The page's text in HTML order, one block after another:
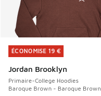
ÉCONOMISE 19 €
Jordan Brooklyn
Primaire-College Hoodies
Baroque Brown - Baroque Brown
ÉCONOMISE 19 €